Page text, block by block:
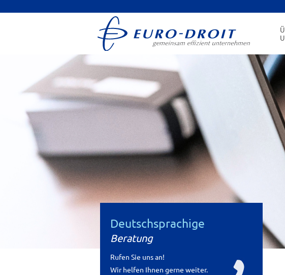
Deutschsprachige
Beratung
Rufen Sie uns an!
Wir helfen Ihnen gerne weiter.